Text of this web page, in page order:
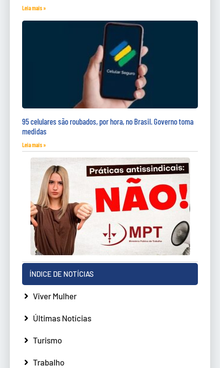
Leia mais »
95 celulares são roubados, por hora, no Brasil. Governo toma
medidas
Leia mais »
ÍNDICE DE NOTÍCIAS
Viver Mulher
Últimas Notícias
Turismo
Trabalho